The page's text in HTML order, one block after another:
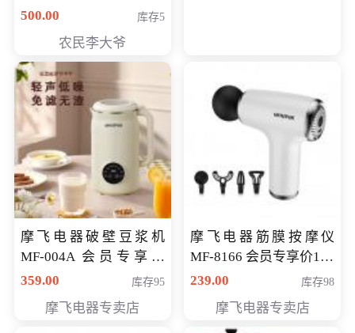
专享价400元
500.00 库存5
农民李大爷
摩飞电器破壁豆浆机
MF-004A 会员专享价
168元
359.00 库存95
摩飞电器专卖店
摩飞电器筋膜按摩仪
MF-8166 会员专享价168
元
239.00 库存98
摩飞电器专卖店